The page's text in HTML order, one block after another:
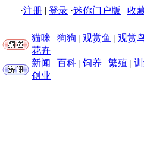
·注册 | 登录 ·迷你门户版 | 收
猫咪 | 狗狗 | 观赏鱼 | 观赏
花卉
新闻 | 百科 | 饲养 | 繁殖 |
创业